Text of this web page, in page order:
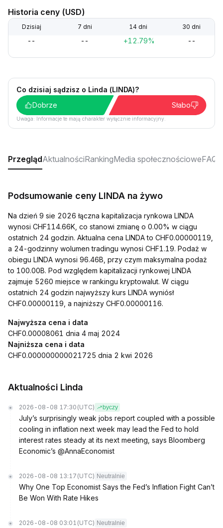
Historia ceny (USD)
Dzisiaj 7 dni 14 dni 30 dni
-- -- +12.79% --
Co dzisiaj sądzisz o Linda (LINDA)?
Dobrze
Słabo
Uwaga: Informacje te mają charakter wyłącznie informacyjny.
PrzeglądAktualnościRankingMedia społecznościoweFAQ
Podsumowanie ceny LINDA na żywo
Na dzień 9 sie 2026 łączna kapitalizacja rynkowa LINDA
wynosi CHF114.66K, co stanowi zmianę o 0.00% w ciągu
ostatnich 24 godzin. Aktualna cena LINDA to CHF0.00000119,
a 24-godzinny wolumen tradingu wynosi CHF1.19. Podaż w
obiegu LINDA wynosi 96.46B, przy czym maksymalna podaż
to 100.00B. Pod względem kapitalizacji rynkowej LINDA
zajmuje 5260 miejsce w rankingu kryptowalut. W ciągu
ostatnich 24 godzin najwyższy kurs LINDA wyniósł
CHF0.00000119, a najniższy CHF0.00000116.
Najwyższa cena i data
CHF0.00008061 dnia 4 maj 2024
Najniższa cena i data
CHF0.000000000021725 dnia 2 kwi 2026
Aktualności Linda
2026-08-08 17:30 (UTC) byczy
July’s surprisingly weak jobs report coupled with a possible
cooling in inflation next week may lead the Fed to hold
interest rates steady at its next meeting, says Bloomberg
Economic’s @AnnaEconomist
2026-08-08 13:17 (UTC) Neutralnie
Why One Top Economist Says the Fed’s Inflation Fight Can’t
Be Won With Rate Hikes
2026-08-08 03:01 (UTC) Neutralnie